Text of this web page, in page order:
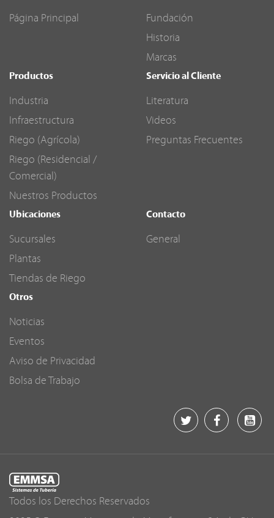
Página Principal
Fundación
Historia
Marcas
Productos
Industria
Infraestructura
Riego (Agrícola)
Riego (Residencial /
Comercial)
Nuestros Productos
Servicio al Cliente
Literatura
Videos
Preguntas Frecuentes
Ubicaciones
Sucursales
Plantas
Tiendas de Riego
Contacto
General
Otros
Noticias
Eventos
Aviso de Privacidad
Bolsa de Trabajo
Todos los Derechos Reservados